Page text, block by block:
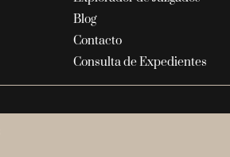
Blog
Contacto
Consulta de Expedientes